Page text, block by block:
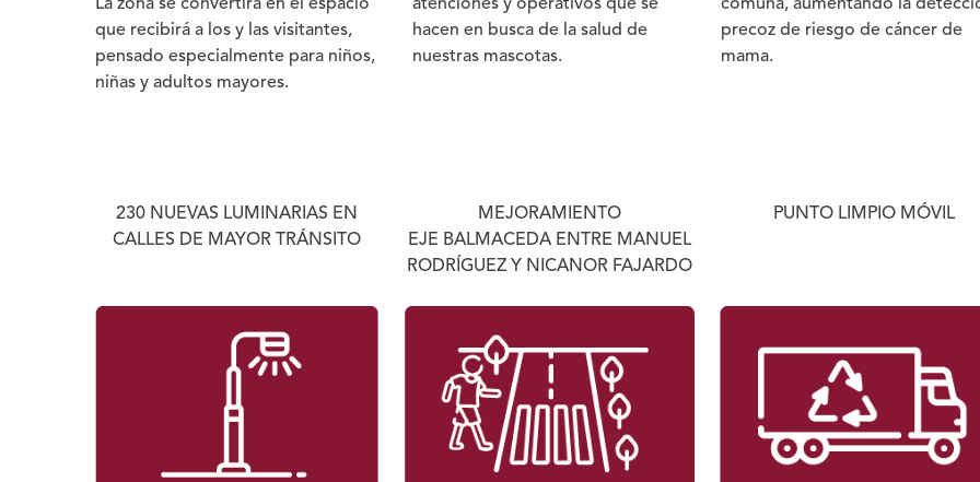
La zona se convertirá en el espacio
que recibirá a los y las visitantes,
pensado especialmente para niños,
niñas y adultos mayores.
atenciones y operativos que se
hacen en busca de la salud de
nuestras mascotas.
comuna, aumentando la
precoz de riesgo de cáncer de
mama.
230 NUEVAS LUMINARIAS EN
CALLES DE MAYOR TRÁNSITO
MEJORAMIENTO
EJE BALMACEDA ENTRE MANUEL
RODRÍGUEZ Y NICANOR FAJARDO
PUNTO LIMPIO MÓVIL